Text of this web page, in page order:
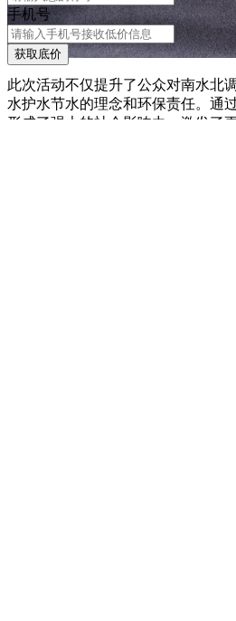
此次活动不仅提升了公众对南水北
水护水节水的理念和环保责任。通
形成了强大的社会影响力，激发了
手机号
获取底价